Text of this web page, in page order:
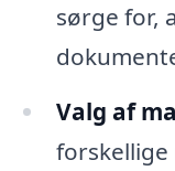
sørge for,
Valg af